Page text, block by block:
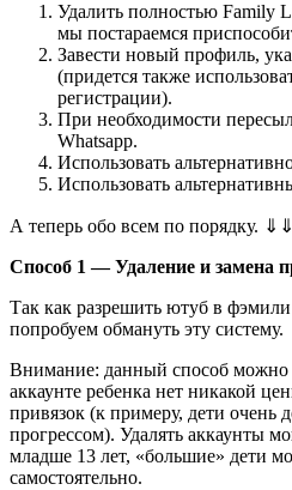
Удалить полностью Family
мы постараемся
Завести новый профиль,
(придется также
регистрации).
При необходимости
Whatsapp.
Использовать
Использовать
А теперь обо всем по порядку.
Способ 1 — Удаление и замена
Так как разрешить ютуб в
попробуем обмануть эту систему.
Внимание: данный способ можно
аккаунте ребенка нет никакой
привязок (к примеру, дети очень
прогрессом). Удалять аккаунты
младше 13 лет, «большие» дети
самостоятельно.